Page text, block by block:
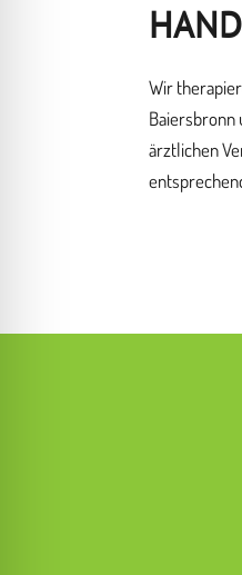
Wir
Baiersbronn
ärztlichen